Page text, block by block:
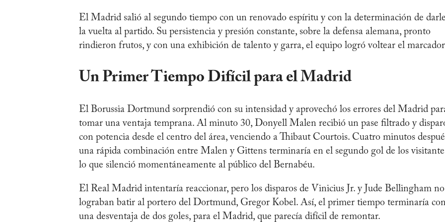
El Madrid salió al segundo tiempo con un renovado espíritu y con la determinación de
la vuelta al partido. Su persistencia y presión constante, sobre la defensa alemana, pronto
rindieron frutos, y con una exhibición de talento y garra, el equipo logró voltear el
Un Primer Tiempo Difícil para el Madrid
El Borussia Dortmund sorprendió con su intensidad y aprovechó los errores del Madrid
tomar una ventaja temprana. Al minuto 30, Donyell Malen recibió un pase filtrado y
con potencia desde el centro del área, venciendo a Thibaut Courtois. Cuatro minutos
una rápida combinación entre Malen y Gittens terminaría en el segundo gol de los
lo que silenció momentáneamente al público del Bernabéu.
El Real Madrid intentaría reaccionar, pero los disparos de Vinicius Jr. y Jude Bellingham no
lograban batir al portero del Dortmund, Gregor Kobel. Así, el primer tiempo terminaría
una desventaja de dos goles, para el Madrid, que parecía difícil de remontar.